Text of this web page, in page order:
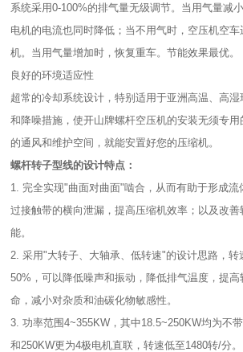
系统采用0-100%的排气量无级调节。当用气量减
电机的电流也同时降低；当不用气时，空压机空
机。当用气量增加时，恢复重车。节能效果最优。
良好的环境适应性
超常的冷却系统设计，特别适用于亚洲高温、高
和降噪措施，使开山牌螺杆空压机的安装无须专
的通风和维护空间，就能安置好您的压缩机。
螺杆转子型线的设计特点：
1. 完全实现"曲面对曲面"啮合，从而有助于形成流
过接触带的横向泄漏，提高压缩机效率；以及改
能。
2. 采用"大转子、大轴承、低转速"的设计思路，转
50%，可以降低噪声和振动，降低排气温度，提
命，减小对杂质和油碳化物敏感性。
3. 功率范围4~355KW，其中18.5~250KW均为不
和250KW更为4极电机直联，转速低至1480转/分。